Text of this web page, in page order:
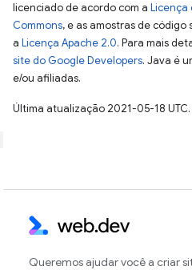
licenciado de acordo com a Licença
Commons, e as amostras de
a Licença Apache 2.0. Para mais
site do Google Developers. Java é
e/ou afiliadas.
Última atualização 2021-05-18 UTC.
Queremos ajudar você a criar